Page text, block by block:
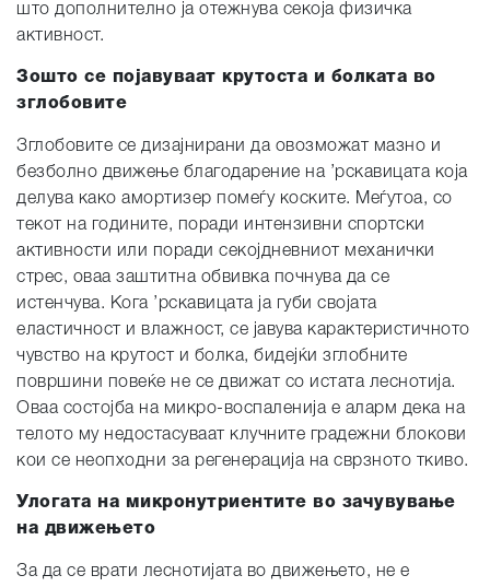
што дополнително ја отежнува секоја физичка
активност.
Зошто се појавуваат крутоста и болката во
зглобовите
Зглобовите се дизајнирани да овозможат мазно и
безболно движење благодарение на ’рскавицата која
делува како амортизер помеѓу коските. Меѓутоа, со
текот на годините, поради интензивни спортски
активности или поради секојдневниот механички
стрес, оваа заштитна обвивка почнува да се
истенчува. Кога ’рскавицата ја губи својата
еластичност и влажност, се јавува карактеристичното
чувство на крутост и болка, бидејќи зглобните
површини повеќе не се движат со истата леснотија.
Оваа состојба на микро-воспаленија е аларм дека на
телото му недостасуваат клучните градежни блокови
кои се неопходни за регенерација на сврзното ткиво.
Улогата на микронутриентите во зачувување
на движењето
За да се врати леснотијата во движењето, не е